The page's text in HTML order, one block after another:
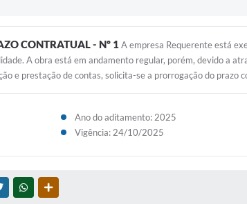
CONTRATUAL - Nº 1 A empresa Requerente está
A obra está em andamento regular, porém, devido a
e prestação de contas, solicita-se a prorrogação do prazo
Ano do aditamento: 2025
Vigência: 24/10/2025
TWITTERWHATSAPP